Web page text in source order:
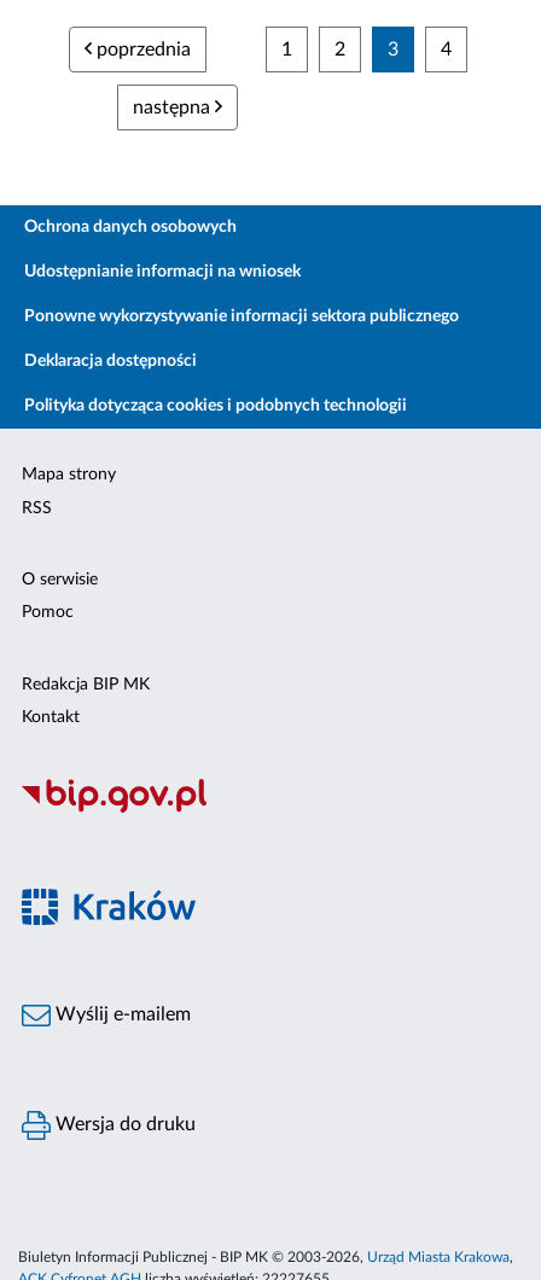
poprzednia 1 2 3 4
następna
Ochrona danych osobowych
Udostępnianie informacji na wniosek
Ponowne wykorzystywanie informacji sektora publicznego
Deklaracja dostępności
Polityka dotycząca cookies i podobnych technologii
Mapa strony
RSS
O serwisie
Pomoc
Redakcja BIP MK
Kontakt
Wyślij e-mailem
Wersja do druku
Biuletyn Informacji Publicznej - BIP MK © 2003-2026, Urząd Miasta Krakowa,